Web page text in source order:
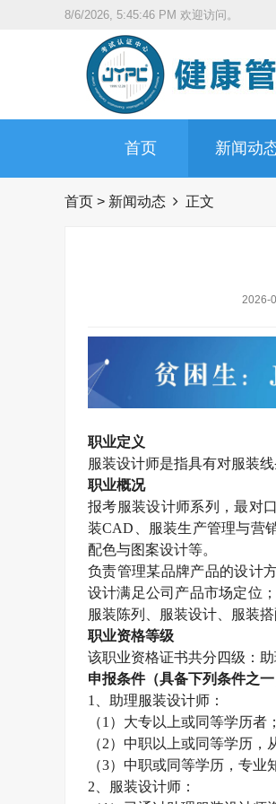
8/6/2026, 5:45:47 PM 欢迎访问。
首页 新闻动
首页 > 新闻动态 正文
2026-
职业定义
服装设计师是指具有对服装
职业概况
报考服装设计师系列，最对
装CAD 、服装生产管理与
配色与图案设计等。
负责管理某品牌产品的设计
设计满足公司产品市场定位
服装陈列、服装设计、服装搭
职业资格等级
该职业资格证书共分四级：
申报条件（具备下列条件之一
1
、助理服装设计师：
（1 ）大专以上或同等学历者；
（2）中职以上或同等学历，
（3）中职或同等学历，专业
2 、服装设计师：